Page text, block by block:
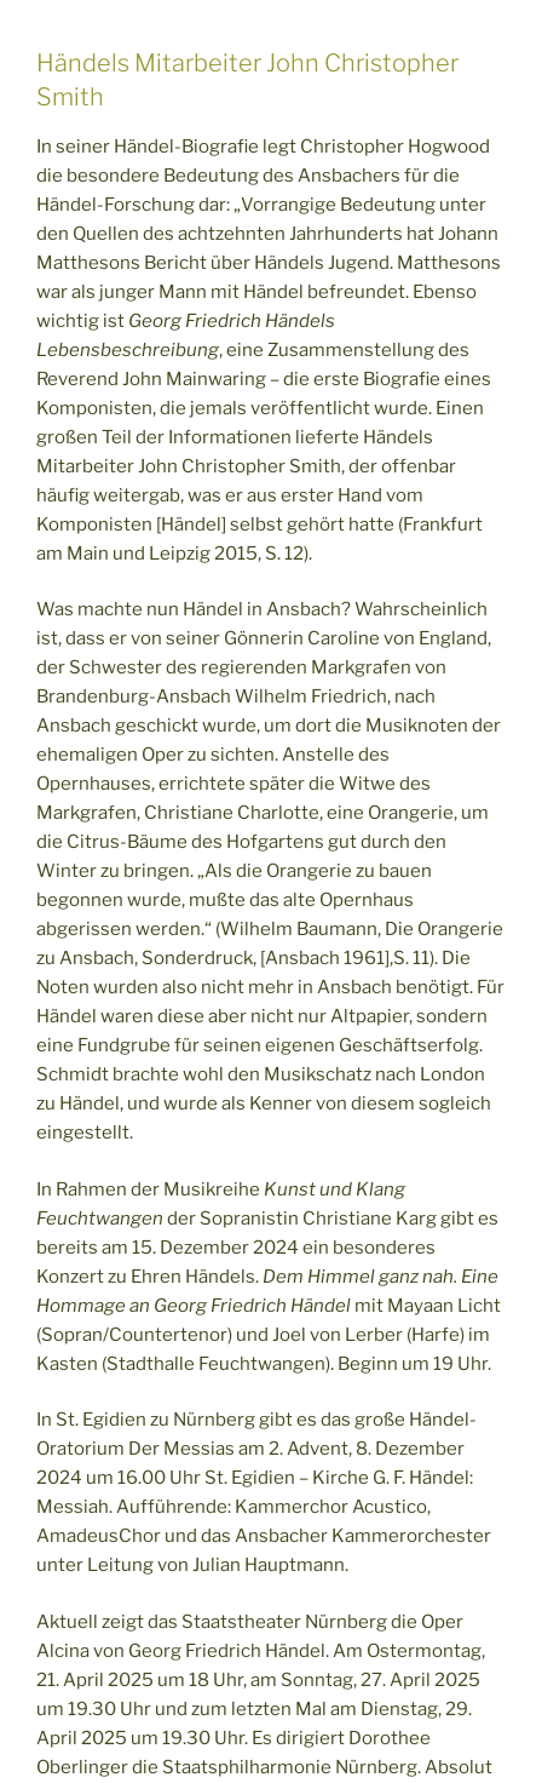
Händels Mitarbeiter John Christopher
Smith
In seiner Händel-Biografie legt Christopher Hogwood
die besondere Bedeutung des Ansbachers für die
Händel-Forschung dar: „Vorrangige Bedeutung unter
den Quellen des achtzehnten Jahrhunderts hat Johann
Matthesons Bericht über Händels Jugend. Matthesons
war als junger Mann mit Händel befreundet. Ebenso
wichtig ist Georg Friedrich Händels
Lebensbeschreibung, eine Zusammenstellung des
Reverend John Mainwaring – die erste Biografie eines
Komponisten, die jemals veröffentlicht wurde. Einen
großen Teil der Informationen lieferte Händels
Mitarbeiter John Christopher Smith, der offenbar
häufig weitergab, was er aus erster Hand vom
Komponisten [Händel] selbst gehört hatte (Frankfurt
am Main und Leipzig 2015, S. 12).
Was machte nun Händel in Ansbach? Wahrscheinlich
ist, dass er von seiner Gönnerin Caroline von England,
der Schwester des regierenden Markgrafen von
Brandenburg-Ansbach Wilhelm Friedrich, nach
Ansbach geschickt wurde, um dort die Musiknoten der
ehemaligen Oper zu sichten. Anstelle des
Opernhauses, errichtete später die Witwe des
Markgrafen, Christiane Charlotte, eine Orangerie, um
die Citrus-Bäume des Hofgartens gut durch den
Winter zu bringen. „Als die Orangerie zu bauen
begonnen wurde, mußte das alte Opernhaus
abgerissen werden.“ (Wilhelm Baumann, Die Orangerie
zu Ansbach, Sonderdruck, [Ansbach 1961],S. 11). Die
Noten wurden also nicht mehr in Ansbach benötigt. Für
Händel waren diese aber nicht nur Altpapier, sondern
eine Fundgrube für seinen eigenen Geschäftserfolg.
Schmidt brachte wohl den Musikschatz nach London
zu Händel, und wurde als Kenner von diesem sogleich
eingestellt.
In Rahmen der Musikreihe Kunst und Klang
Feuchtwangen der Sopranistin Christiane Karg gibt es
bereits am 15. Dezember 2024 ein besonderes
Konzert zu Ehren Händels. Dem Himmel ganz nah. Eine
Hommage an Georg Friedrich Händel mit Mayaan Licht
(Sopran/Countertenor) und Joel von Lerber (Harfe) im
Kasten (Stadthalle Feuchtwangen). Beginn um 19 Uhr.
In St. Egidien zu Nürnberg gibt es das große Händel-
Oratorium Der Messias am 2. Advent, 8. Dezember
2024 um 16.00 Uhr St. Egidien – Kirche G. F. Händel:
Messiah. Aufführende: Kammerchor Acustico,
AmadeusChor und das Ansbacher Kammerorchester
unter Leitung von Julian Hauptmann.
Aktuell zeigt das Staatstheater Nürnberg die Oper
Alcina von Georg Friedrich Händel. Am Ostermontag,
21. April 2025 um 18 Uhr, am Sonntag, 27. April 2025
um 19.30 Uhr und zum letzten Mal am Dienstag, 29.
April 2025 um 19.30 Uhr. Es dirigiert Dorothee
Oberlinger die Staatsphilharmonie Nürnberg. Absolut